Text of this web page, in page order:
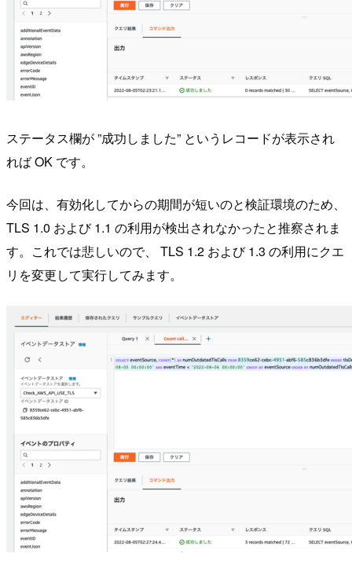
ステータス欄が ”成功しました” というレコードが表示され
れば OK です。
今回は、有効化してからの期間が短いのと検証環境のため、
TLS 1.0 および 1.1 の利用が検出されなかったと推察されま
す。これでは悲しいので、 TLS 1.2 および 1.3 の利用にクエ
リを変更して実行してみます。